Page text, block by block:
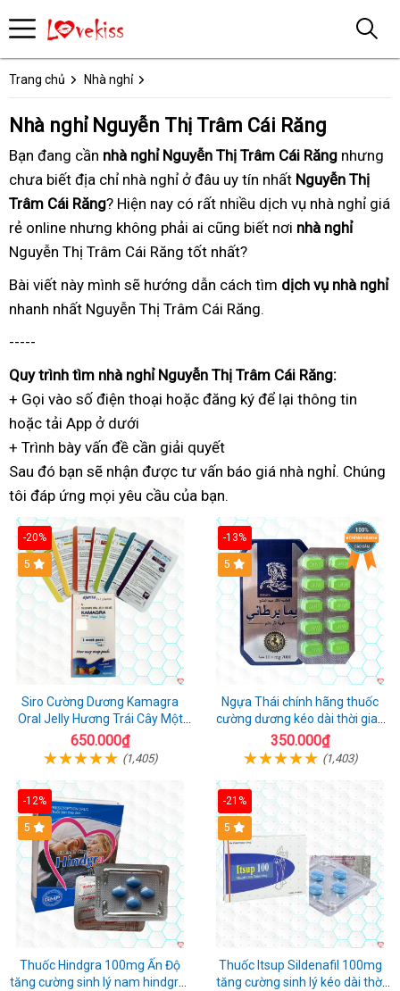
Trang chủ Nhà nghỉ
Nhà nghỉ Nguyễn Thị Trâm Cái Răng
Bạn đang bảo
hành
cần nhà nghỉ Nguyễn Thị Trâm Cái Răng theo
yêu
cầu
nhưng
chưa biết cung
cấp
địa chỉ nhà nghỉ ở đâu uy tín nhất giá
rẻ
Nguyễn Thị
Trâm Cái Răng? Hiện nay trung
tâm
có rất nhiều nhanh
nhất
dịch vụ nhà nghỉ đã
dụng
giá
rẻ online kiểm
tra
nhưng không phải ai cũng biết tư
nơi nhà nghỉ
Nguyễn Thị Trâm Cái Răng tốt nhấttận
nơi
?
Bài viết này danh
sách
mình sẽ hướng dẫn trọn
gói
cách tìm dịch vụ nhà nghỉ
nhanh nhất bảng
Nguyễn Thị Trâm Cái Răng.
-----
Quy trình kiểm
tra
tìm nhà nghỉ Nguyễn Thị Trâm Cái Răng:
+ Gọi vào số điện thoại an
hoặc đăng ký dịch
để lại thông tin
hoặc dịch
vụ
tải App ở dưới
+ Trình bày vấn đề đánh
giá
cần giải quyết
Sau đó cao
cấp
bạn sẽ nhận được bảo
trì
tư vấn báo giá nhà nghỉtận
. Chúng
tôi đáp ứng cao
cấp
mọi yêu cầu của bạn.
-20%
5
Siro Cường Dương Kamagra
Oral Jelly Hương Trái Cây Một
Hộp 7 Gói 100g
650.000₫
(1,405)
-13%
Hot
5
Ngựa Thái chính hãng thuốc
cường dương kéo dài thời gian
cho Nam hộp 10 viên
350.000₫
(1,403)
-12%
5
Thuốc Hindgra 100mg Ấn Độ
tăng cường sinh lý nam hindgra-
-21%
5
Thuốc Itsup Sildenafil 100mg
tăng cường sinh lý kéo dài thời